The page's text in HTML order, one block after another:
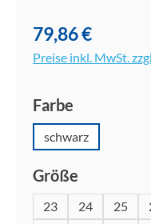
79,86 €
Preise inkl. MwSt.
Farbe
schwarz
Größe
23 24 25